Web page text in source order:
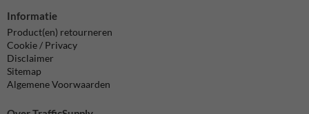
Informatie
Product(en) retourneren
Cookie / Privacy
Disclaimer
Sitemap
Algemene Voorwaarden